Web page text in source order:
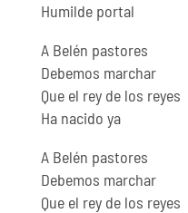
Humilde portal
A Belén pastores
Debemos marchar
Que el rey de los reyes
Ha nacido ya
A Belén pastores
Debemos marchar
Que el rey de los reyes